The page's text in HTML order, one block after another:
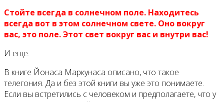
Стойте всегда в солнечном поле. Находитесь
всегда вот в этом солнечном свете. Оно вокруг
вас, это поле. Этот свет вокруг вас и внутри вас!
И еще.
В книге Йонаса Маркунаса описано, что такое
телегония. Да и без этой книги вы уже это понимаете.
Если вы встретились с человеком и предполагаете, что у